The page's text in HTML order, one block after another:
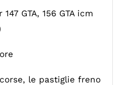
GTA, 156 GTA icm
le pastiglie freno